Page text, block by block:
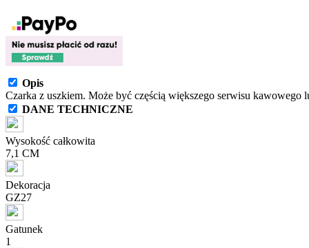
Opis
Czarka z uszkiem. Może być częścią większego serwisu
DANE TECHNICZNE
Wysokość całkowita
7,1 CM
Dekoracja
GZ27
Gatunek
1